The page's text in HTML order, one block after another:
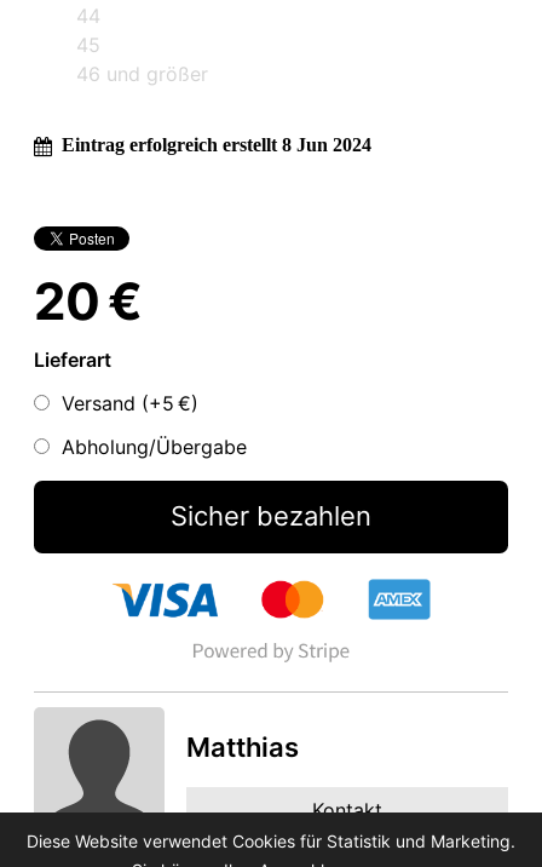
44
45
46 und größer
Eintrag erfolgreich erstellt 8 Jun 2024
20 €
Lieferart
Versand (+5 €)
Abholung/Übergabe
Sicher bezahlen
Matthias
Kontakt
Diese Website verwendet Cookies für Statistik und Marketing.